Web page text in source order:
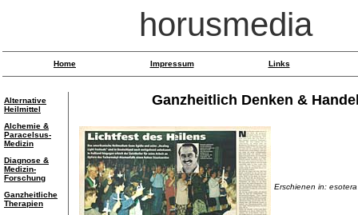
horusmedia
Home Impressum Links
Alternative
Heilmittel
Alchemie &
Paracelsus-
Medizin
Diagnose &
Medizin-
Forschung
Ganzheitliche
Therapien
Ganzheitlich Denken &
Erschienen in: